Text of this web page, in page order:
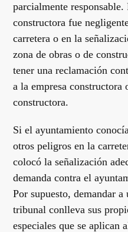
parcialmente
constructora fue
carretera o en la
zona de obras o de
tener una reclamación
a la empresa constructora
constructora.
Si el ayuntamiento
otros peligros en la
colocó la señalización
demanda contra el
Por supuesto, demandar
tribunal conlleva sus
especiales que se aplican